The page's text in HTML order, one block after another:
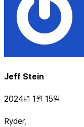
Jeff Stein
2024년 1월 15일
Ryder,